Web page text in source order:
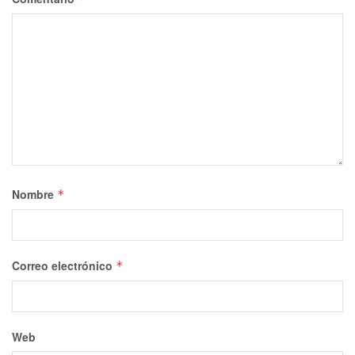
responden a través de mensajes escritos.
Nombre *
Correo electrónico *
Web